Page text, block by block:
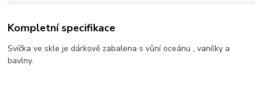
Kompletní specifikace
Svíčka ve skle je dárkově zabalena s vůní oceánu , vanilky a
bavlny.